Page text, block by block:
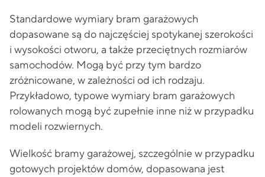
Standardowe wymiary bram garażowych
dopasowane są do najczęściej spotykanej szerokości
i wysokości otworu, a także przeciętnych rozmiarów
samochodów. Mogą być przy tym bardzo
zróżnicowane, w zależności od ich rodzaju.
Przykładowo, typowe wymiary bram garażowych
rolowanych mogą być zupełnie inne niż w przypadku
modeli rozwiernych.
Wielkość bramy garażowej, szczególnie w przypadku
gotowych projektów domów, dopasowana jest